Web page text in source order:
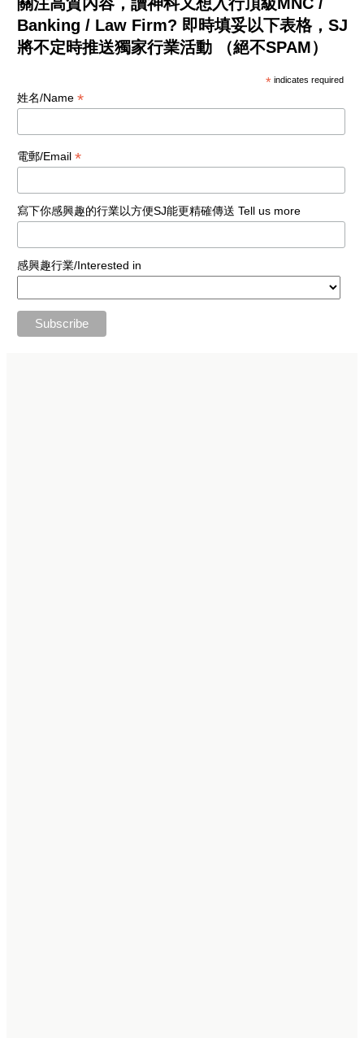
Banking / Law Firm? 即時填妥以下表格，SJ
將不定時推送獨家行業活動 （絕不SPAM）
* indicates required
姓名/Name *
電郵/Email *
寫下你感興趣的行業以方便SJ能更精確傳送 Tell us more
感興趣行業/Interested in